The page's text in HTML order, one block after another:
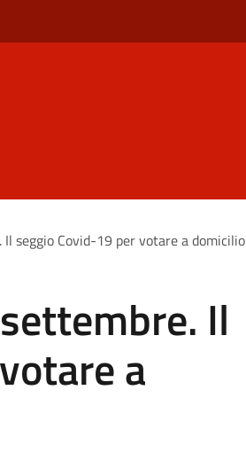
seggio Covid-19 per votare a domicilio
Il
a